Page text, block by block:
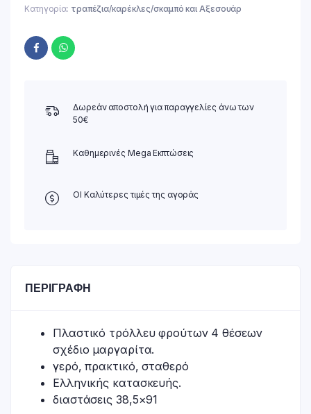
Κατηγορία: τραπέζια/καρέκλες/σκαμπό και Αξεσουάρ
Δωρεάν αποστολή για παραγγελίες άνω των
50€
Καθημερινές Mega Εκπτώσεις
ΟΙ Καλύτερες τιμές της αγοράς
ΠΕΡΙΓΡΑΦΉ
Πλαστικό τρόλλευ φρούτων 4 θέσεων
σχέδιο μαργαρίτα.
γερό, πρακτικό, σταθερό
Ελληνικής κατασκευής.
διαστάσεις 38,5×91